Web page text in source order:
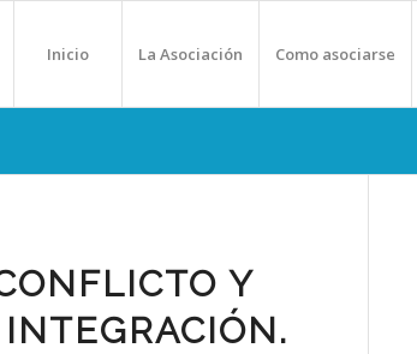
Inicio La Asociación Como asociarse
Y